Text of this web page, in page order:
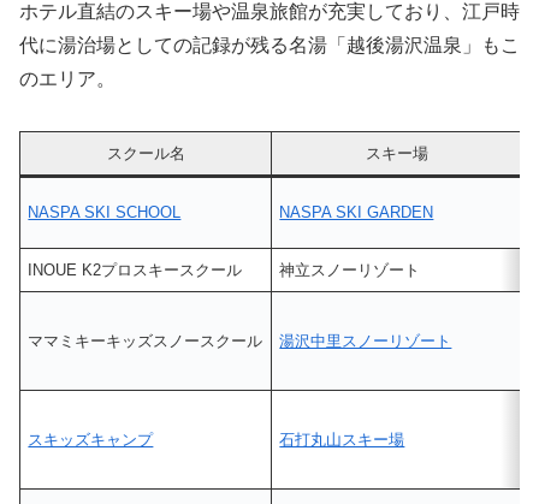
ホテル直結のスキー場や温泉旅館が充実しており、江戸時
代に湯治場としての記録が残る名湯「越後湯沢温泉」もこ
のエリア。
スクール名 スキー場
NASPA SKI SCHOOL NASPA SKI GARDEN
INOUE K2プロスキースクール 神立スノーリゾート
ママミキーキッズスノースクール 湯沢中里スノーリゾート
スキッズキャンプ 石打丸山スキー場